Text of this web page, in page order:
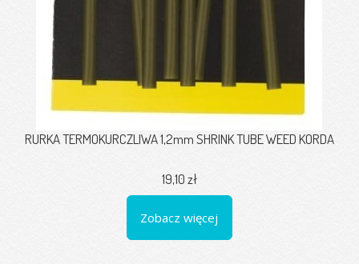
RURKA TERMOKURCZLIWA 1,2mm SHRINK TUBE WEED KORDA
19,10 zł
Zobacz więcej